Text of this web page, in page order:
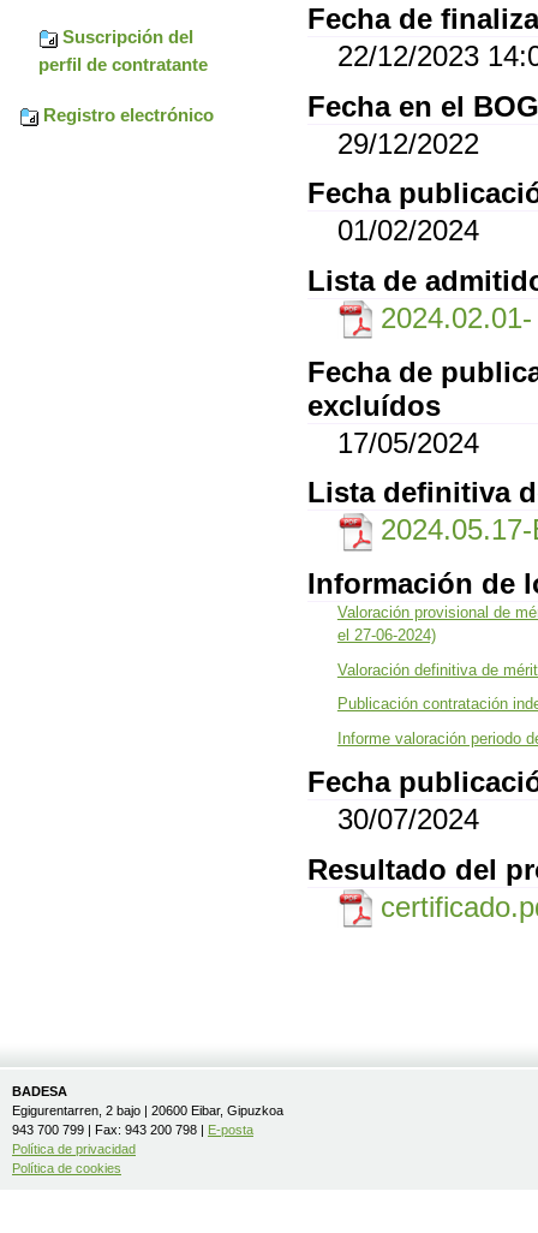
Suscripción del
perfil de contratante
Registro electrónico
Fecha de
22/12/2023
Fecha en el BOG
29/12/2022
Fecha
01/02/2024
Lista de
Fecha de
excluídos
17/05/2024
Lista definitiva
Información de
Valoración provisional de
el 27-06-2024)
Valoración definitiva de
Publicación contratación
Informe valoración periodo
Fecha
30/07/2024
Resultado del
BADESA
Egigurentarren, 2 bajo | 20600 Eibar, Gipuzkoa
943 700 799 | Fax: 943 200 798 | E-posta
Política de privacidad
Política de cookies